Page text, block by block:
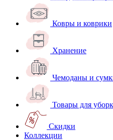
Ковры и коврики
Хранение
Чемоданы и
Товары для
Скидки
Коллекции